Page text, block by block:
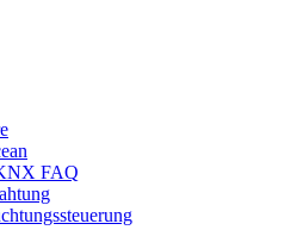
FAQ